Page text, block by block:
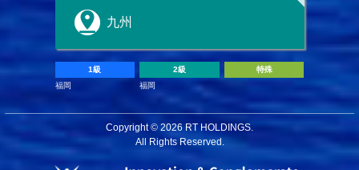
九州
1級
福岡
2級
福岡
特殊
Copyright © 2026 RT HOLDINGS.
All Rights Reserved.